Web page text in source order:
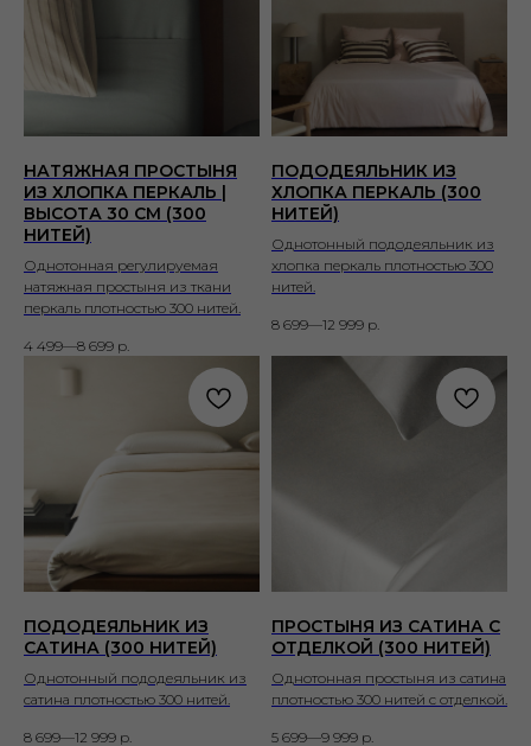
НАТЯЖНАЯ ПРОСТЫНЯ
ИЗ ХЛОПКА ПЕРКАЛЬ |
ВЫСОТА 30 СМ (300
НИТЕЙ)
Однотонная регулируемая
натяжная простыня из ткани
перкаль плотностью 300 нитей.
4 499—8 699 р.
ПОДОДЕЯЛЬНИК ИЗ
ХЛОПКА ПЕРКАЛЬ (300
НИТЕЙ)
Однотонный пододеяльник из
хлопка перкаль плотностью 300
нитей.
8 699—12 999 р.
ПОДОДЕЯЛЬНИК ИЗ
САТИНА (300 НИТЕЙ)
Однотонный пододеяльник из
сатина плотностью 300 нитей.
8 699—12 999 р.
ПРОСТЫНЯ ИЗ САТИНА С
ОТДЕЛКОЙ (300 НИТЕЙ)
Однотонная простыня из сатина
плотностью 300 нитей с отделкой.
5 699—9 999 р.